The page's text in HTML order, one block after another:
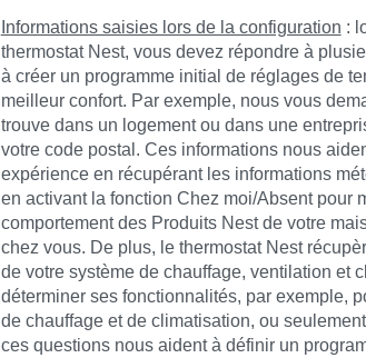
Informations saisies lors de la configuration :
thermostat Nest, vous devez répondre à
à créer un programme initial de réglages de
meilleur confort. Par exemple, nous vous
trouve dans un logement ou dans une
votre code postal. Ces informations nous
expérience en récupérant les informations
en activant la fonction Chez moi/Absent pour
comportement des Produits Nest de votre
chez vous. De plus, le thermostat Nest
de votre système de chauffage, ventilation et
déterminer ses fonctionnalités, par exemple,
de chauffage et de climatisation, ou
ces questions nous aident à définir un